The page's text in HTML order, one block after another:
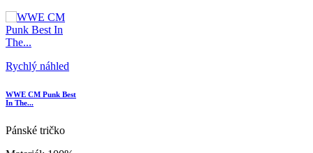
Rychlý náhled
WWE CM Punk Best
In The...
Pánské tričko